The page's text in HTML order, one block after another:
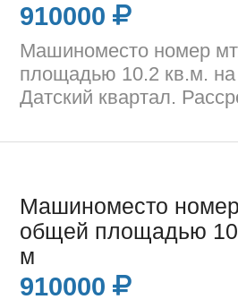
910000
Машиноместо номер
площадью 10.2 кв.м.
Датский квартал.
Машиноместо
общей площадью
м
910000